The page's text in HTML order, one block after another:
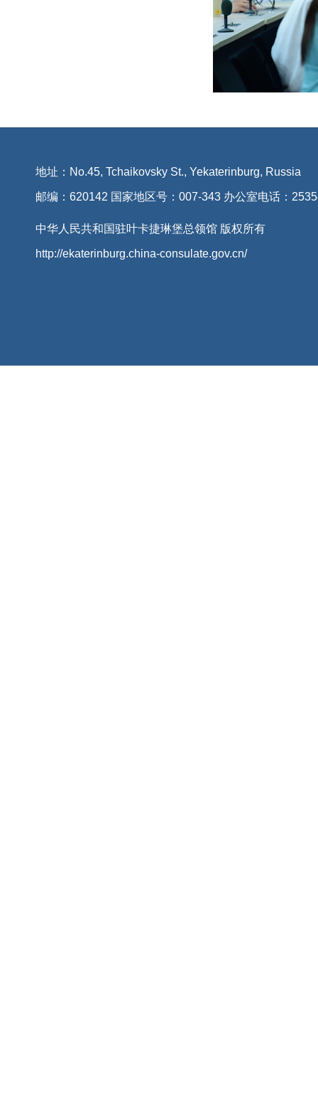
地址：No.45, Tchaikovsky St., Yekaterinburg, Russia
邮编：620142 国家地区号：007-343 办公室电话：
中华人民共和国驻叶卡捷琳堡总领馆 版权所有
http://ekaterinburg.china-consulate.gov.cn/